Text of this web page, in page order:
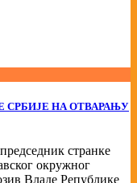
СРБИЈЕ НА ОТВАРАЊУ
странке
окружног
Владе Републике